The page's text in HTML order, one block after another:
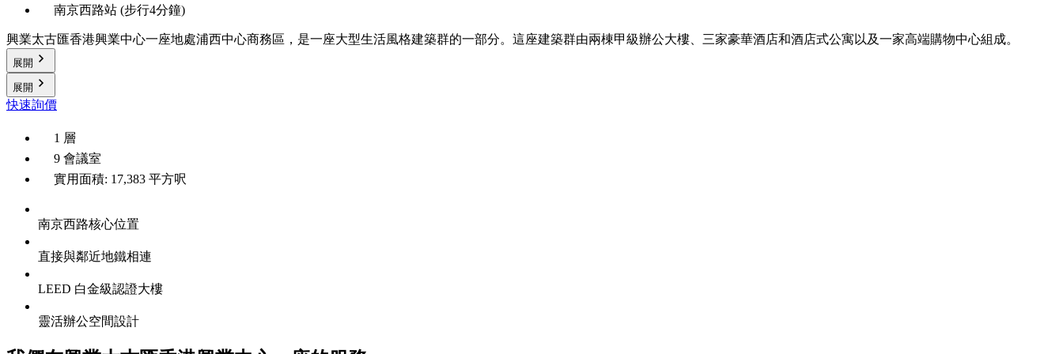
南京西路站 (步行4分鐘)
興業太古匯香港興業中心一座地處浦西中心商務區，是一座大型生活風格建築群的一部分。這座建築群由兩棟甲級辦公大樓、三家豪華酒店和酒店式公寓以及一家高端購物中心組成。
展開
展開
快速詢價
1 層
9 會議室
實用面積: 17,383 平方呎
南京西路核心位置
直接與鄰近地鐵相連
LEED 白金級認證大樓
靈活辦公空間設計